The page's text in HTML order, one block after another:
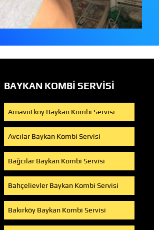
BAYKAN KOMBI SERVISI
Arnavutköy Baykan Kombi Servisi
Avcılar Baykan Kombi Servisi
Bağcılar Baykan Kombi Servisi
Bahçelievler Baykan Kombi Servisi
Bakırköy Baykan Kombi Servisi